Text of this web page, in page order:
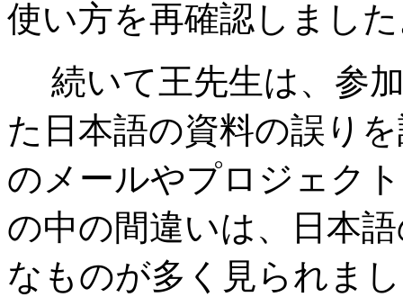
使い方を再確認しまし
続いて王先生は、参
た日本語の資料の誤り
のメールやプロジェク
の中の間違いは、日本
なものが多く見られま